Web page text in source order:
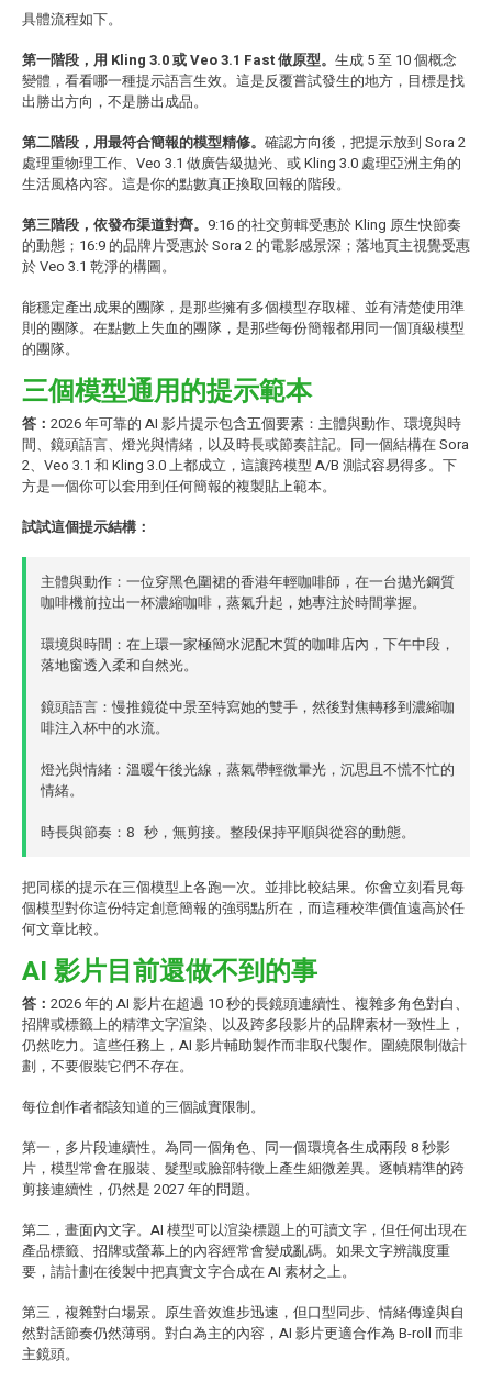
具體流程如下。
第一階段，用 Kling 3.0 或 Veo 3.1 Fast 做原型。 生成 5 至 10 個概念
變體，看看哪一種提示語言生效。這是反覆嘗試發生的地方，目標是找
出勝出方向，不是勝出成品。
第二階段，用最符合簡報的模型精修。 確認方向後，把提示放到 Sora 2
處理重物理工作、Veo 3.1 做廣告級拋光、或 Kling 3.0 處理亞洲主角的
生活風格內容。這是你的點數真正換取回報的階段。
第三階段，依發布渠道對齊。 9:16 的社交剪輯受惠於 Kling 原生快節奏
的動態；16:9 的品牌片受惠於 Sora 2 的電影感景深；落地頁主視覺受惠
於 Veo 3.1 乾淨的構圖。
能穩定產出成果的團隊，是那些擁有多個模型存取權、並有清楚使用準
則的團隊。在點數上失血的團隊，是那些每份簡報都用同一個頂級模型
的團隊。
三個模型通用的提示範本
答： 2026 年可靠的 AI 影片提示包含五個要素：主體與動作、環境與時
間、鏡頭語言、燈光與情緒，以及時長或節奏註記。同一個結構在 Sora
2、Veo 3.1 和 Kling 3.0 上都成立，這讓跨模型 A/B 測試容易得多。下
方是一個你可以套用到任何簡報的複製貼上範本。
試試這個提示結構：
主體與動作：一位穿黑色圍裙的香港年輕咖啡師，在一台拋光鋼質
咖啡機前拉出一杯濃縮咖啡，蒸氣升起，她專注於時間掌握。
環境與時間：在上環一家極簡水泥配木質的咖啡店內，下午中段，
落地窗透入柔和自然光。
鏡頭語言：慢推鏡從中景至特寫她的雙手，然後對焦轉移到濃縮咖
啡注入杯中的水流。
燈光與情緒：溫暖午後光線，蒸氣帶輕微暈光，沉思且不慌不忙的
情緒。
時長與節奏：8 秒，無剪接。整段保持平順與從容的動態。
把同樣的提示在三個模型上各跑一次。並排比較結果。你會立刻看見每
個模型對你這份特定創意簡報的強弱點所在，而這種校準價值遠高於任
何文章比較。
AI 影片目前還做不到的事
答： 2026 年的 AI 影片在超過 10 秒的長鏡頭連續性、複雜多角色對白、
招牌或標籤上的精準文字渲染、以及跨多段影片的品牌素材一致性上，
仍然吃力。這些任務上，AI 影片輔助製作而非取代製作。圍繞限制做計
劃，不要假裝它們不存在。
每位創作者都該知道的三個誠實限制。
第一，多片段連續性。為同一個角色、同一個環境各生成兩段 8 秒影
片，模型常會在服裝、髮型或臉部特徵上產生細微差異。逐幀精準的跨
剪接連續性，仍然是 2027 年的問題。
第二，畫面內文字。AI 模型可以渲染標題上的可讀文字，但任何出現在
產品標籤、招牌或螢幕上的內容經常會變成亂碼。如果文字辨識度重
要，請計劃在後製中把真實文字合成在 AI 素材之上。
第三，複雜對白場景。原生音效進步迅速，但口型同步、情緒傳達與自
然對話節奏仍然薄弱。對白為主的內容，AI 影片更適合作為 B-roll 而非
主鏡頭。